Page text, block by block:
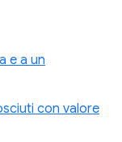
e a un
con valore